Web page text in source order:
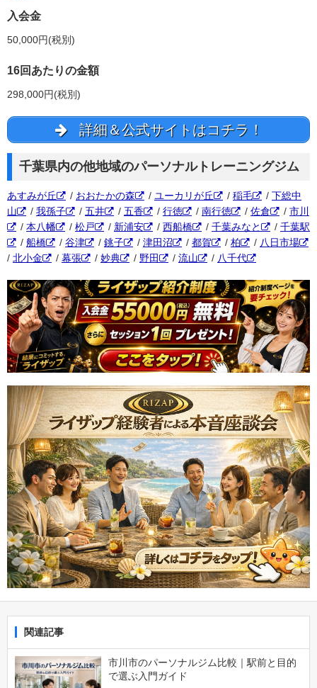
入会金
50,000円(税別)
16回あたりの金額
298,000円(税別)
詳細＆公式サイトはコチラ！
千葉県内の他地域のパーソナルトレーニングジム
あすみが丘 / おおたかの森 / ユーカリが丘 / 稲毛 / 下総中
山
/ 我孫子 / 五井 / 五香 / 行徳 / 南行徳 / 佐倉 / 市川
/ 本八幡 / 松戸 / 新浦安 / 西船橋 / 千葉みなと / 千葉駅
/ 船橋 / 谷津 / 銚子 / 津田沼 / 都賀 / 柏 / 八日市場
/ 北小金 / 幕張 / 妙典 / 野田 / 流山 / 八千代
関連記事
市川市のパーソナルジム比較｜駅前と目的
で選ぶ入門ガイド